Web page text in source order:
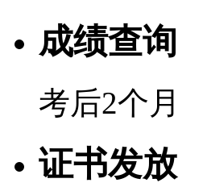
成绩查询
考后2个月
证书发放